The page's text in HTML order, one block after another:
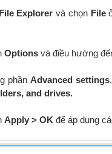
File Explorer và chọn File
Optionsvà điều hướng
phầnAdvanced settings
and drives.
Apply > OK để áp dụng